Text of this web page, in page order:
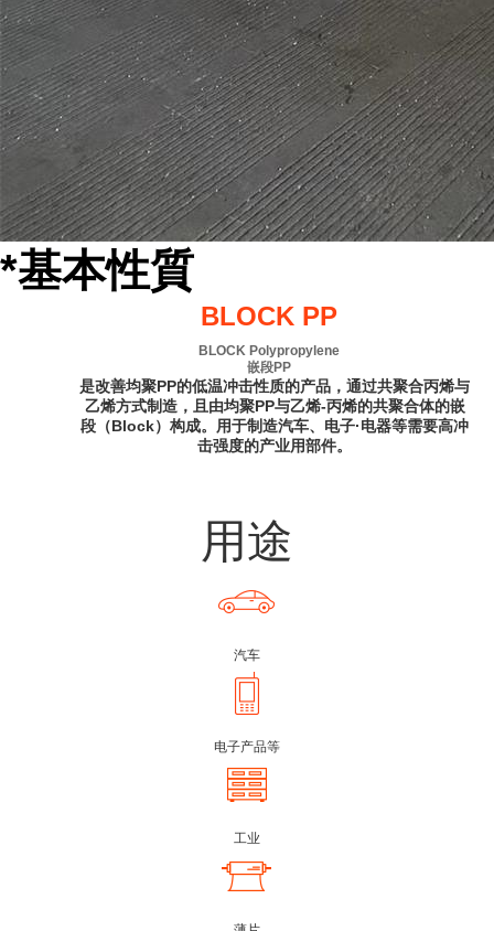
*基本性質
BLOCK PP
BLOCK Polypropylene
嵌段PP
是改善均聚PP的低温冲击性质的产品，通过共聚合丙烯与
乙烯方式制造，且由均聚PP与乙烯-丙烯的共聚合体的嵌
段（Block）构成。用于制造汽车、电子·电器等需要高冲
击强度的产业用部件。
用途
汽车
电子产品等
工业